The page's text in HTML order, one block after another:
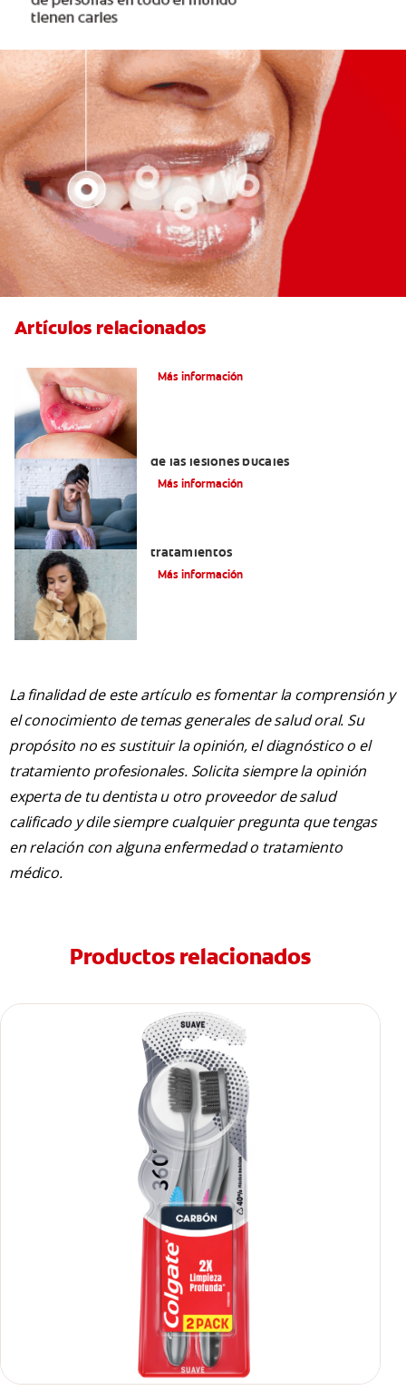
Artículos relacionados
Más información
de las lesiones bucales
Más información
tratamientos
Más información
La finalidad de este artículo es fomentar la comprensión y
el conocimiento de temas generales de salud oral. Su
propósito no es sustituir la opinión, el diagnóstico o el
tratamiento profesionales. Solicita siempre la opinión
experta de tu dentista u otro proveedor de salud
calificado y dile siempre cualquier pregunta que tengas
en relación con alguna enfermedad o tratamiento
médico.
Productos relacionados